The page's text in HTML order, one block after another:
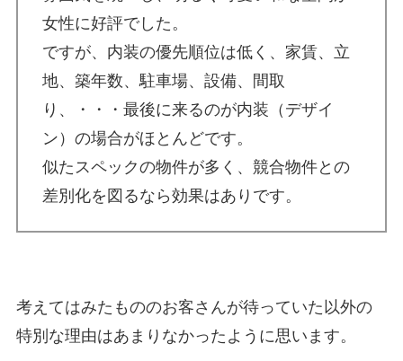
女性に好評でした。
ですが、内装の優先順位は低く、家賃、立
地、築年数、駐車場、設備、間取
り、・・・最後に来るのが内装（デザイ
ン）の場合がほとんどです。
似たスペックの物件が多く、競合物件との
差別化を図るなら効果はありです。
考えてはみたもののお客さんが待っていた以外の
特別な理由はあまりなかったように思います。